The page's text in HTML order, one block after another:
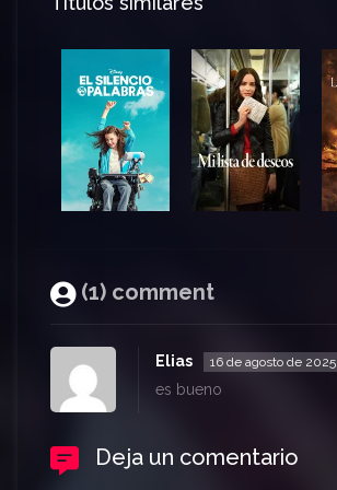
(1) comment
Elias 16 de agosto de 2025
es bueno
Deja un comentario